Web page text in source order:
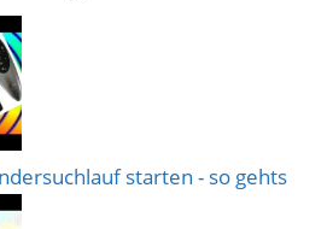
starten - so gehts